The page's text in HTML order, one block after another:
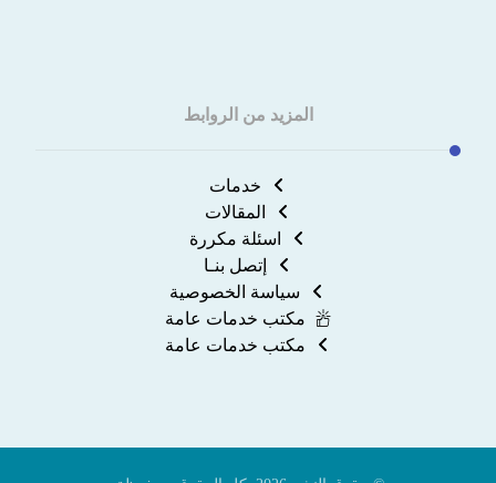
المزيد من الروابط
خدمات
المقالات
اسئلة مكررة
إتصل بنـا
سياسة الخصوصية
مكتب خدمات عامة
مكتب خدمات عامة